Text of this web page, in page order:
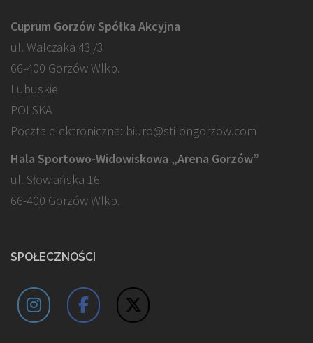
Cuprum Gorzów Spółka Akcyjna
ul. Walczaka 43j/3
66-400 Gorzów Wlkp.
Lubuskie
POLSKA
Poczta elektroniczna: biuro@stilongorzow.com
Hala Sportowo-Widowiskowa „Arena Gorzów”
ul. Słowiańska 16
66-400 Gorzów Wlkp.
SPOŁECZNOŚCI